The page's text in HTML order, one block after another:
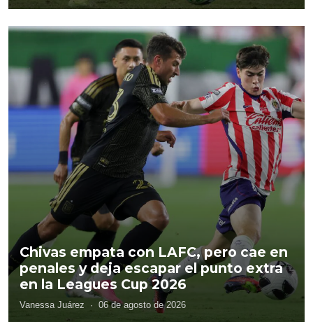
Chivas empata con LAFC, pero cae en
penales y deja escapar el punto extra
en la Leagues Cup 2026
Vanessa Juárez · 06 de agosto de 2026